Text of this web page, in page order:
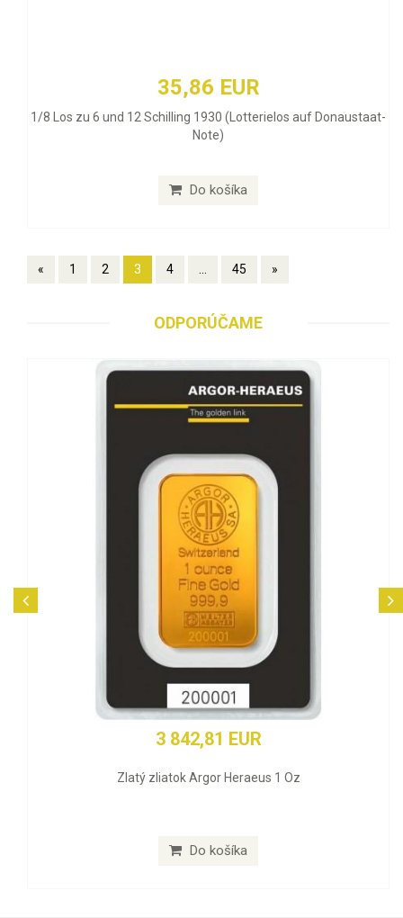
35,86 EUR
1/8 Los zu 6 und 12 Schilling 1930 (Lotterielos auf Donaustaat-
Note)
Do košíka
« 1 2 3 4 ... 45 »
ODPORÚČAME
3 842,81 EUR
Zlatý zliatok Argor Heraeus 1 Oz
Do košíka